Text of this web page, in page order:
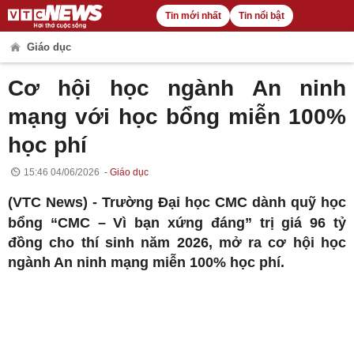
Tin mới nhất Tin nổi bật
Giáo dục
Cơ hội học ngành An ninh
mạng với học bổng miễn 100%
học phí
15:46 04/06/2026 Giáo dục
(VTC News) - Trường Đại học CMC dành quỹ học
bổng “CMC – Vì bạn xứng đáng” trị giá 96 tỷ
đồng cho thí sinh năm 2026, mở ra cơ hội học
ngành An ninh mạng miễn 100% học phí.